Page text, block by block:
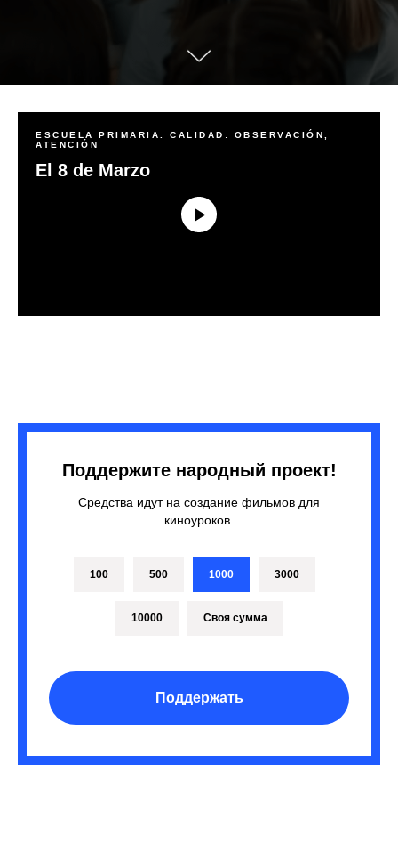
ESCUELA PRIMARIA. CALIDAD: OBSERVACIÓN,
ATENCIÓN
El 8 de Marzo
Поддержите народный проект!
Средства идут на создание фильмов для
киноуроков.
100 500 1000 3000
10000 Своя сумма
Поддержать